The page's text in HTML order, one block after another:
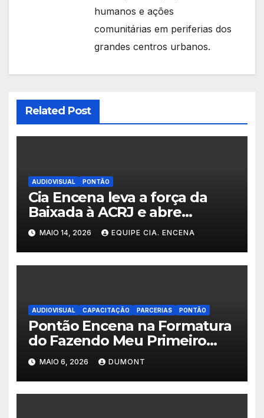
humanos e ações
comunitárias em periferias dos
grandes centros urbanos.
Related Post
AUDIOVISUAL PONTÃO
Cia Encena leva a força da
Baixada à ACRJ e abre
inscrições para a 2ª turma do
Fazendo Meu Primeiro Filme”
em Nova Iguaçu
MAIO 14, 2026 EQUIPE CIA. ENCENA
AUDIOVISUAL CAPACITAÇÃO PARCERIAS PONTÃO
Pontão Encena na Formatura
do Fazendo Meu Primeiro
Filme no Degase Belford
Roxo e reforça as inscrições
abertas em Nova Iguaçu
MAIO 6, 2026 DUMONT